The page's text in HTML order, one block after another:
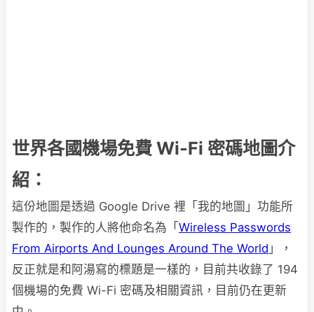
世界各國機場免費 Wi-Fi 密碼地圖介
紹：
這份地圖是透過 Google Drive 裡「我的地圖」功能所
製作的，製作的人將他命名為「 Wireless Passwords
From Airports And Lounges Around The World 」，
反正就是和阿湯寫的標題是一樣的，目前共收錄了 194
個機場的免費 Wi-Fi 密碼及相關資訊，目前仍在更新